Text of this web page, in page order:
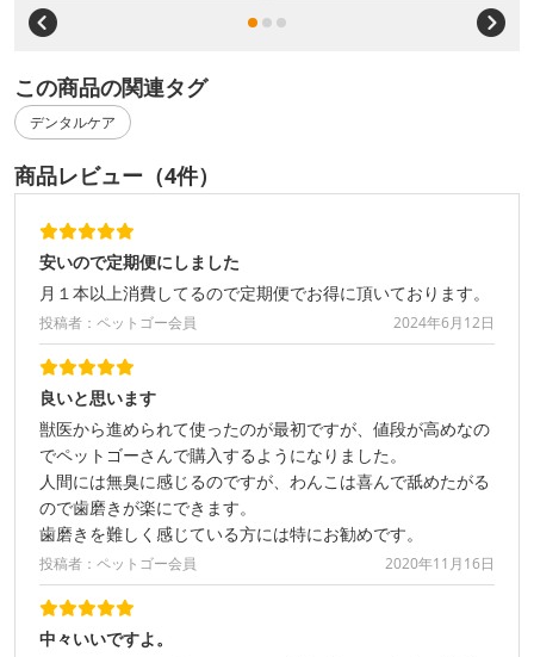
この商品の関連タグ
デンタルケア
商品レビュー（4件）
安いので定期便にしました
月１本以上消費してるので定期便でお得に頂いております。
投稿者：ペットゴー会員 2024年6月12日
良いと思います
獣医から進められて使ったのが最初ですが、値段が高めなの
でペットゴーさんで購入するようになりました。
人間には無臭に感じるのですが、わんこは喜んで舐めたがる
ので歯磨きが楽にできます。
歯磨きを難しく感じている方には特にお勧めです。
投稿者：ペットゴー会員 2020年11月16日
中々いいですよ。